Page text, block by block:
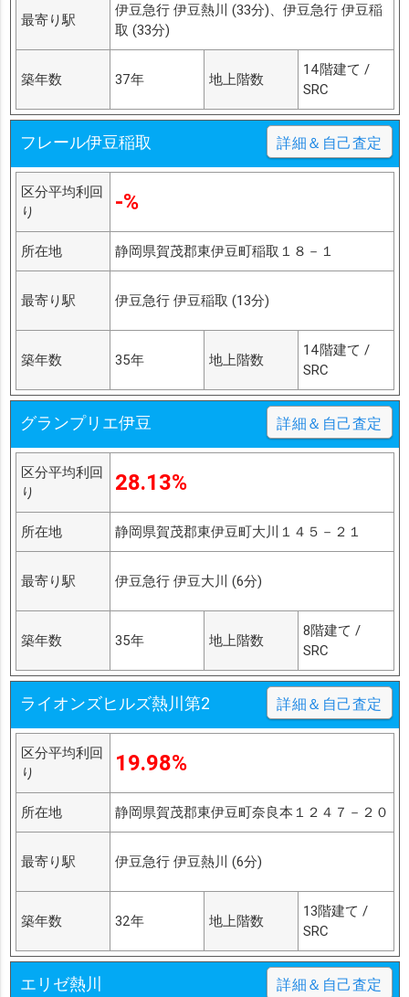
最寄り駅
伊豆急行 伊豆熱川 (33分)、伊豆急行 伊豆稲
取 (33分)
築年数 37年 地上階数
14階建て /
SRC
フレール伊豆稲取 詳細＆自己査定
区分平均利回
り
-%
所在地 静岡県賀茂郡東伊豆町稲取１８－１
最寄り駅 伊豆急行 伊豆稲取 (13分)
築年数 35年 地上階数
14階建て /
SRC
グランプリエ伊豆 詳細＆自己査定
区分平均利回
り
28.13%
所在地 静岡県賀茂郡東伊豆町大川１４５－２１
最寄り駅 伊豆急行 伊豆大川 (6分)
築年数 35年 地上階数
8階建て /
SRC
ライオンズヒルズ熱川第2 詳細＆自己査定
区分平均利回
り
19.98%
所在地 静岡県賀茂郡東伊豆町奈良本１２４７－２０
最寄り駅 伊豆急行 伊豆熱川 (6分)
築年数 32年 地上階数
13階建て /
SRC
エリゼ熱川 詳細＆自己査定